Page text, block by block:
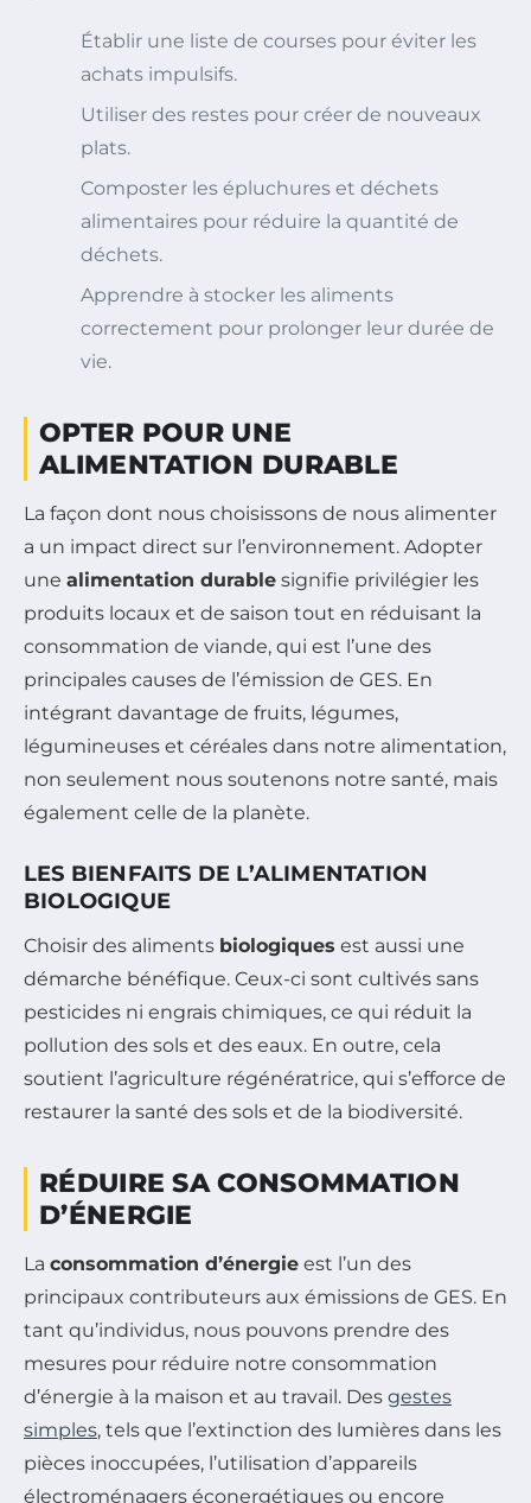
Établir une liste de courses pour éviter les
achats impulsifs.
Utiliser des restes pour créer de nouveaux
plats.
Composter les épluchures et déchets
alimentaires pour réduire la quantité de
déchets.
Apprendre à stocker les aliments
correctement pour prolonger leur durée de
vie.
OPTER POUR UNE
ALIMENTATION DURABLE
La façon dont nous choisissons de nous alimenter
a un impact direct sur l’environnement. Adopter
une alimentation durable signifie privilégier les
produits locaux et de saison tout en réduisant la
consommation de viande, qui est l’une des
principales causes de l’émission de GES. En
intégrant davantage de fruits, légumes,
légumineuses et céréales dans notre alimentation,
non seulement nous soutenons notre santé, mais
également celle de la planète.
LES BIENFAITS DE L’ALIMENTATION
BIOLOGIQUE
Choisir des aliments biologiques est aussi une
démarche bénéfique. Ceux-ci sont cultivés sans
pesticides ni engrais chimiques, ce qui réduit la
pollution des sols et des eaux. En outre, cela
soutient l’agriculture régénératrice, qui s’efforce de
restaurer la santé des sols et de la biodiversité.
RÉDUIRE SA CONSOMMATION
D’ÉNERGIE
La consommation d’énergie est l’un des
principaux contributeurs aux émissions de GES. En
tant qu’individus, nous pouvons prendre des
mesures pour réduire notre consommation
d’énergie à la maison et au travail. Des gestes
simples, tels que l’extinction des lumières dans les
pièces inoccupées, l’utilisation d’appareils
électroménagers éconergétiques ou encore